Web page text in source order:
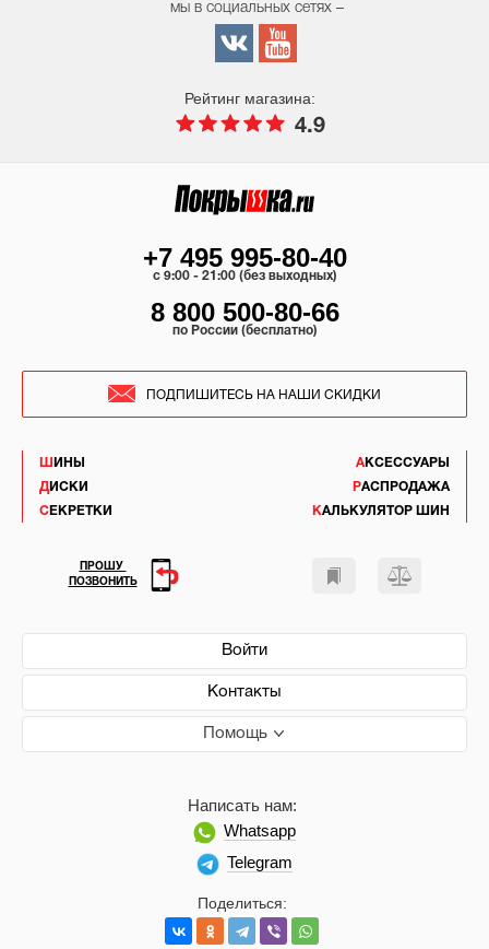
мы в социальных сетях –
Рейтинг магазина:
4.9
ШИНЫ
ДИСКИ
СЕКРЕТКИ
АКСЕССУАРЫ
РАСПРОДАЖА
КАЛЬКУЛЯТОР ШИН
Войти
Контакты
Помощь
Поделиться:
Написать нам:
Whatsapp
Telegram
+7 495 995-80-40
c 9:00 - 21:00 (без выходных)
8 800 500-80-66
по России (бесплатно)
ПОДПИШИТЕСЬ НА НАШИ СКИДКИ
ПРОШУ
ПОЗВОНИТЬ